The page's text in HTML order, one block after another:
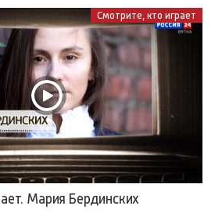
Смотрите, кто играет
Мария Бердинских